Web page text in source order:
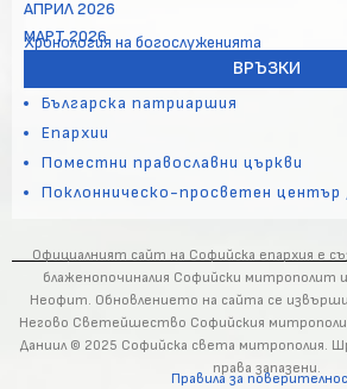
АПРИЛ 2026
МАРТ 2026
Хронология на богослуженията
ВРЪЗКИ
Българска патриаршия
Епархии
Поместни православни църкви
Поклонническо-просветен център
Официалният сайт на Софийска епархия е
блаженопочиналия Софийски митрополит
Неофит. Обновлението на сайта се извърши
Негово Светейшество Софийския
Даниил © 2025 Софийска света митрополия.
права запазени.
Правила за